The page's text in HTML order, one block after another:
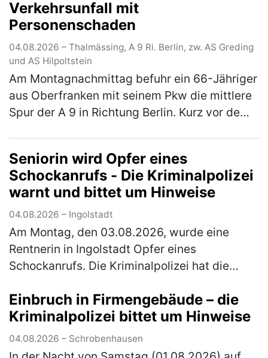
diesem Zeitpunkt herrschte dichter b…
Verkehrsunfall mit
Personenschaden
04.08.2026 – Thalmässing, A 9 Ri. Berlin, zw. AS Greding
und AS Hilpoltstein
Am Montagnachmittag befuhr ein 66-Jähriger
aus Oberfranken mit seinem Pkw die mittlere
Spur der A 9 in Richtung Berlin. Kurz vor dem
Seniorin wird Opfer eines
Schockanrufs - Die Kriminalpolizei
warnt und bittet um Hinweise
04.08.2026 – Ingolstadt
Am Montag, den 03.08.2026, wurde eine
Rentnerin in Ingolstadt Opfer eines
Schockanrufs. Die Kriminalpolizei hat die
Hinweise. Gegen 16.30 Uhr erhielt die über
80…(mehr)
Einbruch in Firmengebäude – die
Kriminalpolizei bittet um Hinweise
04.08.2026 – Schrobenhausen